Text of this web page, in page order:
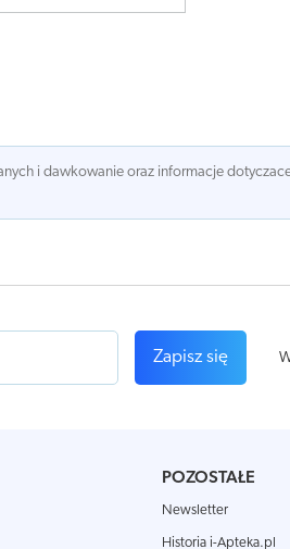
i dawkowanie oraz informacje
Zapisz się
POZOSTAŁE
Newsletter
Historia i-Apteka.pl